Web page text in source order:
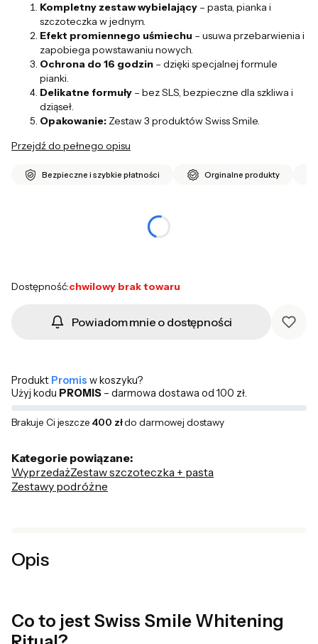
Kompletny zestaw wybielający – pasta, pianka i
szczoteczka w jednym.
Efekt promiennego uśmiechu – usuwa przebarwienia i
zapobiega powstawaniu nowych.
Ochrona do 16 godzin – dzięki specjalnej formule
pianki.
Delikatne formuły – bez SLS, bezpieczne dla szkliwa i
dziąseł.
Opakowanie: Zestaw 3 produktów Swiss Smile.
Przejdź do pełnego opisu
Bezpieczne i szybkie płatności Orginalne produkty
Dostępność:chwilowy brak towaru
Powiadom mnie o dostępności
Produkt Promis w koszyku?
Użyj kodu PROMIS – darmowa dostawa od 100 zł.
Brakuje Ci jeszcze 400 złdo darmowej dostawy
Kategorie powiązane:
WyprzedażZestaw szczoteczka + pasta
Zestawy podróżne
Opis
Co to jest Swiss Smile Whitening